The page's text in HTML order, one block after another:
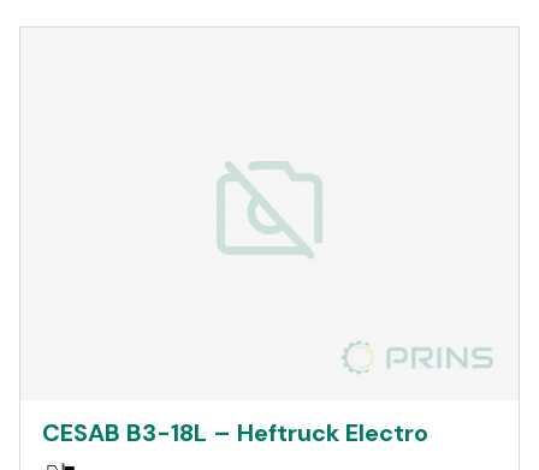
CESAB B3-18L – Heftruck Electro